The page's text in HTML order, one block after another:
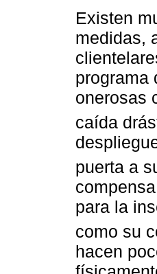
Existen
medidas,
programa
onerosas
caída
puerta a
para la
como su
hacen